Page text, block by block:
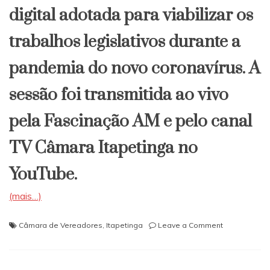
digital adotada para viabilizar os
trabalhos legislativos durante a
pandemia do novo coronavírus. A
sessão foi transmitida ao vivo
pela Fascinação AM e pelo canal
TV Câmara Itapetinga no
YouTube.
(mais…)
Câmara de Vereadores, Itapetinga Leave a Commenton